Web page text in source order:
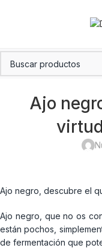
Ajo
Ajo negro, descubre el
Ajo negro, que no os
están pochos,
de fermentación que